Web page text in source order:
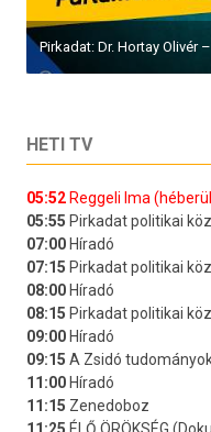
Pirkadat: Dr. Hortay Olivér
HETI TV